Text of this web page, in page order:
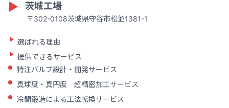
茨城工場
〒302-0108茨城県守谷市松並1381-1
選ばれる理由
提供できるサービス
特注バルブ設計・開発サービス
真球度・真円度 超精密加工サービス
冷間鍛造による工法転換サービス